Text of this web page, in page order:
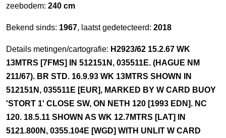
zeebodem: 240 cm
Bekend sinds: 1967, laatst gedetecteerd: 2018
Details metingen/cartografie: H2923/62 15.2.67 WK
13MTRS [7FMS] IN 512151N, 035511E. (HAGUE NM
211/67). BR STD. 16.9.93 WK 13MTRS SHOWN IN
512151N, 035511E [EUR], MARKED BY W CARD BUOY
'STORT 1' CLOSE SW, ON NETH 120 [1993 EDN]. NC
120. 18.5.11 SHOWN AS WK 12.7MTRS [LAT] IN
5121.800N, 0355.104E [WGD] WITH UNLIT W CARD